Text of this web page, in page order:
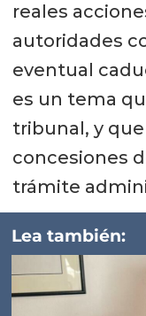
reales
autoridades
eventual
es un tema
tribunal, y
concesiones
trámite
Lea también: